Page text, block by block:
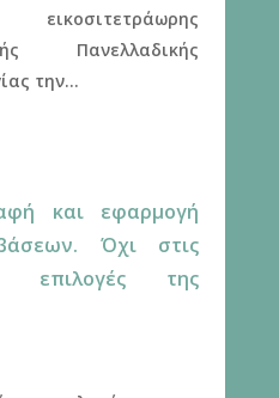
Πανελλαδικής
την...
και εφαρμογή
Όχι στις
επιλογές της